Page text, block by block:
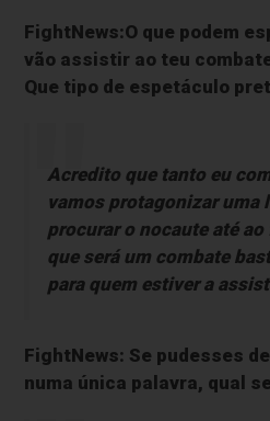
FightNews:O que podem
vão assistir ao teu
Que tipo de espetáculo
Acredito que tanto eu
vamos protagonizar uma
procurar o nocaute até
que será um combate
para quem estiver a
FightNews: Se pudesses
numa única palavra, qual